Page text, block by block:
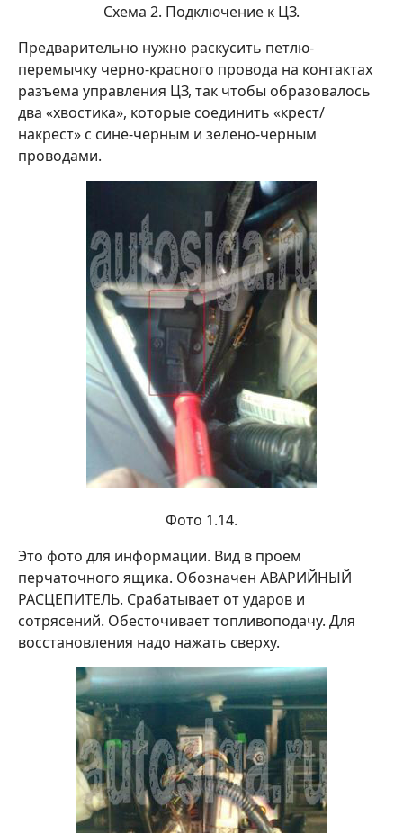
Схема 2. Подключение к ЦЗ.
Предварительно нужно раскусить петлю-
перемычку черно-красного провода на контактах
разъема управления ЦЗ, так чтобы образовалось
два «хвостика», которые соединить «крест/
накрест» с сине-черным и зелено-черным
проводами.
Фото 1.14.
Это фото для информации. Вид в проем
перчаточного ящика. Обозначен АВАРИЙНЫЙ
РАСЦЕПИТЕЛЬ. Срабатывает от ударов и
сотрясений. Обесточивает топливоподачу. Для
восстановления надо нажать сверху.